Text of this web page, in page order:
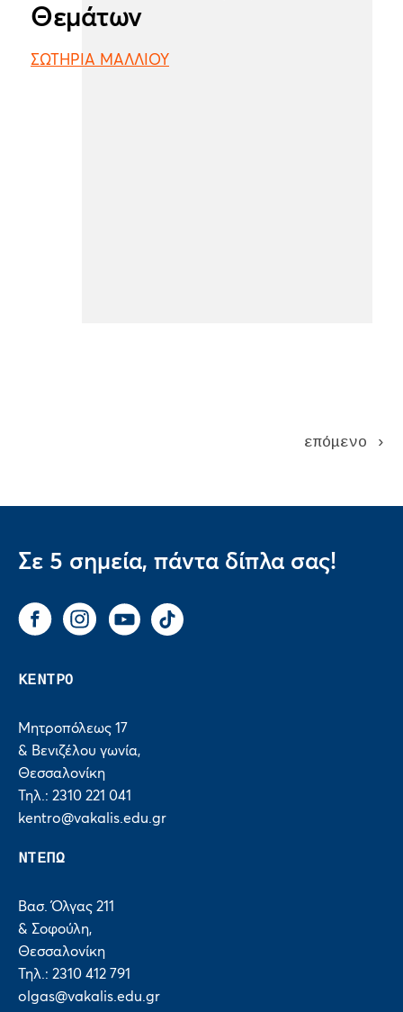
Θεμάτων
ΣΩΤΗΡΙΑ ΜΑΛΛΙΟΥ
επόμενο ›
Σε 5 σημεία, πάντα δίπλα σας!
FacebookInstagram
You Tube Tik Tok
ΚΕΝΤΡΟ
Μητροπόλεως 17
& Βενιζέλου γωνία,
Θεσσαλονίκη
Τηλ.: 2310 221 041
kentro@vakalis.edu.gr
ΝΤΕΠΩ
Βασ. Όλγας 211
& Σοφούλη,
Θεσσαλονίκη
Τηλ.: 2310 412 791
olgas@vakalis.edu.gr